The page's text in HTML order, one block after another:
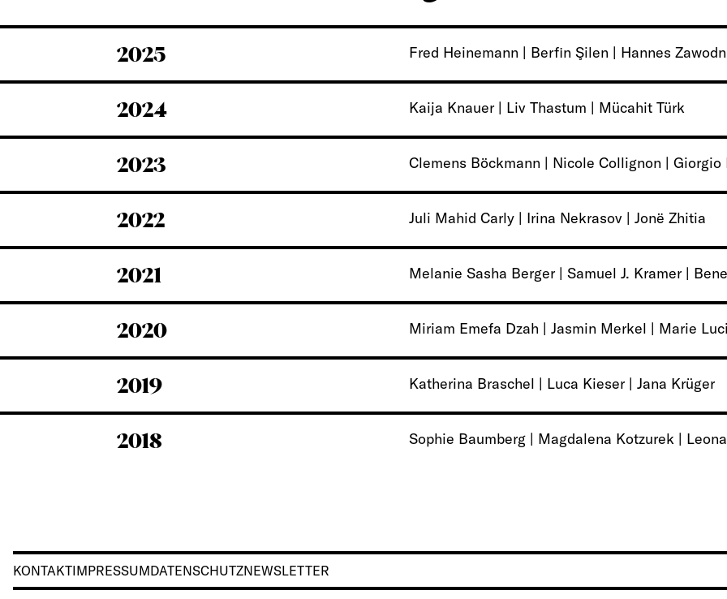
2025 Fred Heinemann | Berfin Şilen | Hannes
2024 Kaija Knauer | Liv Thastum | Mücahit Türk
2023 Clemens Böckmann | Nicole Collignon | Giorgio
2022 Juli Mahid Carly | Irina Nekrasov | Jonë Zhitia
2021 Melanie Sasha Berger | Samuel J. Kramer |
2020 Miriam Emefa Dzah | Jasmin Merkel | Marie
2019 Katherina Braschel | Luca Kieser | Jana Krüger
2018 Sophie Baumberg | Magdalena Kotzurek |
KONTAKTIMPRESSUMDATENSCHUTZNEWSLETTER